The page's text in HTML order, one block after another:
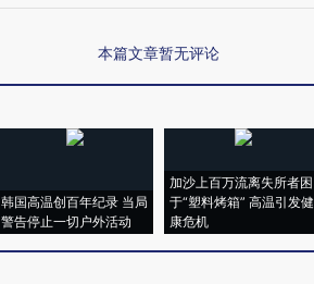
本篇文章暂无评论
韩国高温创百年纪录 当局
警告停止一切户外活动
加沙上百万流离失所者困
于“塑料烤箱” 高温引发健
康危机